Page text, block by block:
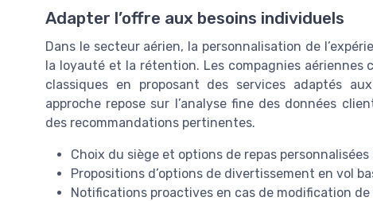
Adapter l’offre aux besoins individuels
Dans le secteur aérien, la personnalisation de
la loyauté et la rétention. Les compagnies
classiques en proposant des services adaptés
approche repose sur l’analyse fine des données
des recommandations pertinentes.
Choix du siège et options de repas
Propositions d’options de divertissement en vol
Notifications proactives en cas de modification